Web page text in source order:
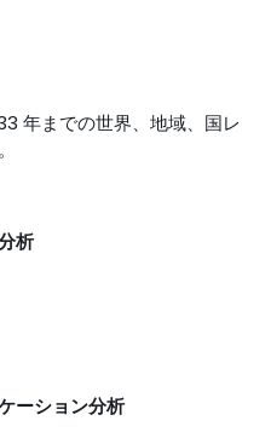
年までの世界、地域、国レ
析
ーション分析